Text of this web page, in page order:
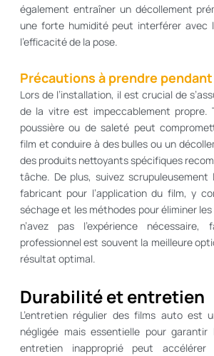
également entraîner un décollement
une forte humidité peut interférer avec
l’efficacité de la pose.
Précautions à prendre
Lors de l’installation, il est crucial de
de la vitre est impeccablement propre.
poussière ou de saleté peut
film et conduire à des bulles ou un
des produits nettoyants spécifiques
tâche. De plus, suivez
fabricant pour l’application du film, y
séchage et les méthodes pour éliminer les
n’avez pas l’expérience
professionnel est souvent la meilleure
résultat optimal.
Durabilité et entretien
L’entretien régulier des films auto est
négligée mais essentielle pour
entretien inapproprié peut